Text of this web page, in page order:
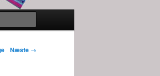
Næste →